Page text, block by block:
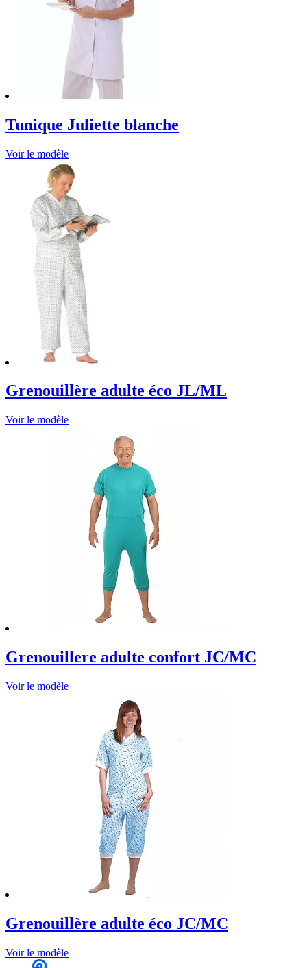
Tunique Juliette blanche
Voir le modèle
Grenouillère adulte éco JL/ML
Voir le modèle
Grenouillere adulte confort JC/MC
Voir le modèle
Grenouillère adulte éco JC/MC
Voir le modèle